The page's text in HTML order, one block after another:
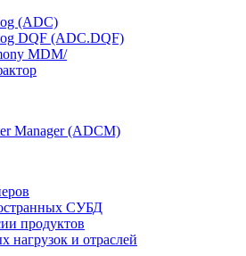
(ADC)
DQF (ADС.DQF)
MDM/
Manager (ADCM)
СУБД
продуктов
и отраслей